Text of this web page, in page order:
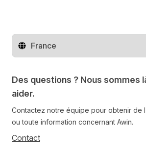
Changer de pays
Des questions ? Nous sommes
aider.
Contactez notre équipe pour obtenir de
ou toute information concernant Awin.
Contact